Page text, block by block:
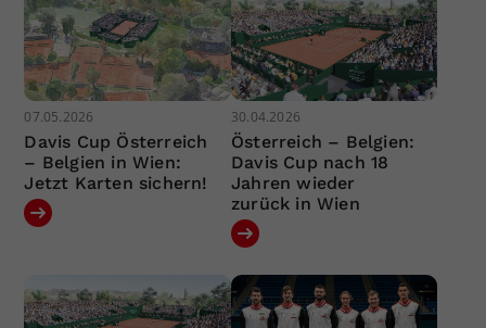
07.05.2026
Davis Cup Österreich
– Belgien in Wien:
Jetzt Karten sichern!
30.04.2026
Österreich – Belgien:
Davis Cup nach 18
Jahren wieder
zurück in Wien